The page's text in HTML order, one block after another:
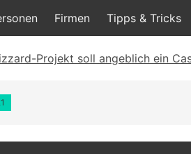
Firmen Tipps & Tricks
Projekt soll angeblich ein